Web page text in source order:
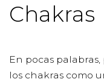
Chakras
En pocas
los chakras como